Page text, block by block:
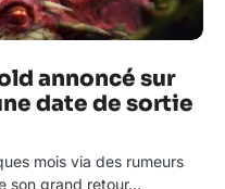
annoncé sur
date de sortie
mois via des rumeurs
son grand retour…